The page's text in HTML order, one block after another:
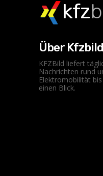
kfz
Über
KFZBild liefert
Nachrichten rund
Elektromobilität
einen Blick.